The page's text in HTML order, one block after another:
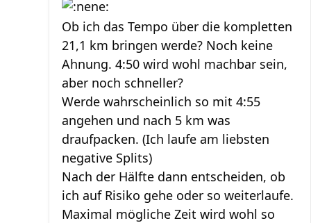
Ob ich das Tempo über die kompletten
21,1 km bringen werde? Noch keine
Ahnung. 4:50 wird wohl machbar sein,
aber noch schneller?
Werde wahrscheinlich so mit 4:55
angehen und nach 5 km was
draufpacken. (Ich laufe am liebsten
negative Splits)
Nach der Hälfte dann entscheiden, ob
ich auf Risiko gehe oder so weiterlaufe.
Maximal mögliche Zeit wird wohl so